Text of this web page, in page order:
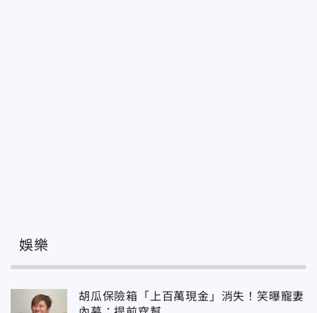
娛樂
胡瓜保險箱「上百萬現金」消失！笑曝寵妻